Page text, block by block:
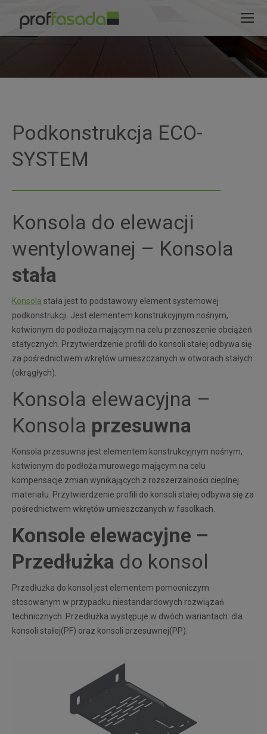
Podkonstrukcja ECO-
SYSTEM
Konsola do elewacji
wentylowanej – Konsola
stała
Konsola stała jest to podstawowy element systemowej
podkonstrukcji. Jest elementem konstrukcyjnym nośnym,
kotwionym do podłoża mającym na celu przenoszenie obciążeń
statycznych. Przytwierdzenie profili do konsoli stałej odbywa się
za pośrednictwem wkrętów umieszczanych w otworach stałych
(okrągłych).
Konsola elewacyjna –
Konsola przesuwna
Konsola przesuwna jest elementem konstrukcyjnym nośnym,
kotwionym do podłoża murowego mającym na celu
kompensacje zmian wynikających z rozszerzalności cieplnej
materiału. Przytwierdzenie profili do konsoli stałej odbywa się za
pośrednictwem wkrętów umieszczanych w fasolkach.
Konsole elewacyjne –
Przedłużka do konsol
Przedłużka do konsol jest elementem pomocniczym
stosowanym w przypadku niestandardowych rozwiązań
technicznych. Przedłużka występuje w dwóch wariantach: dla
konsoli stałej(PF) oraz konsoli przesuwnej(PP).